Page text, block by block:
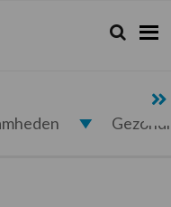
Zoeken...
Zoek